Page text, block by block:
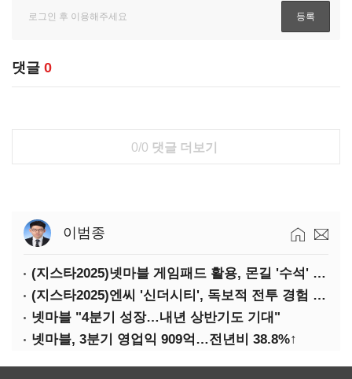
댓글 0
0/0 댓글 더보기
이범종
(지스타2025)넷마블 게임패드 활용, 몬길 '수석' 7대죄 '차석'
(지스타2025)엔씨 '신더시티', 독보적 전투 경험 필요
넷마블 "4분기 성장…내년 상반기도 기대"
넷마블, 3분기 영업익 909억…전년비 38.8%↑